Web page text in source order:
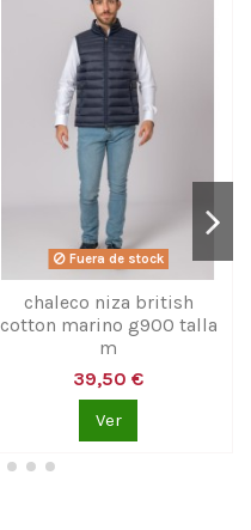
Fuera de stock
chaleco niza british
cotton marino g900 talla
m
39,50 €
Ver